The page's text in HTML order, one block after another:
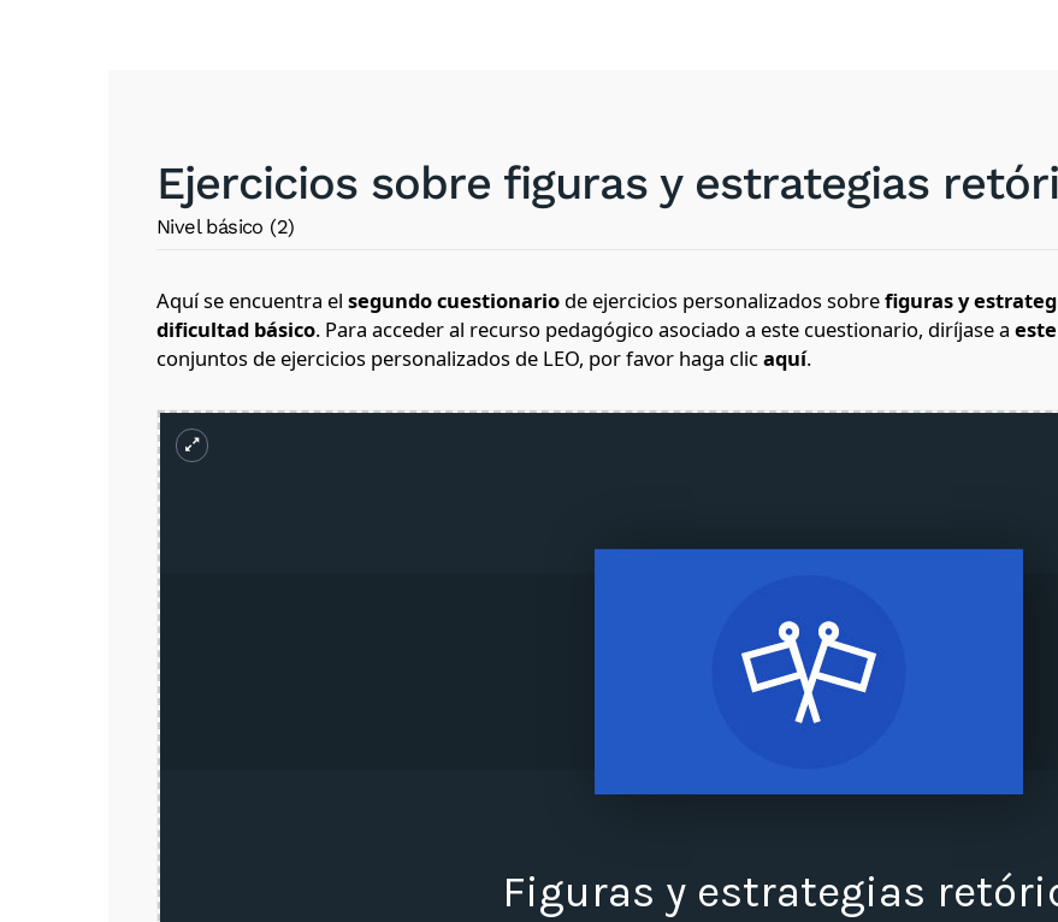
Ejercicios sobre figuras y estrategias
Nivel básico (2)
Aquí se encuentra el segundo cuestionario de ejercicios personalizados sobrefiguras y
dificultad básico. Para acceder al recurso pedagógico asociado a este cuestionario, diríjase a
conjuntos de ejercicios personalizados de LEO, por favor haga clicaquí.